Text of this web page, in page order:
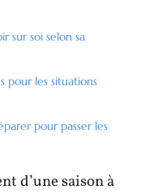
sur soi selon sa
pour les situations
pour passer les
d’une saison à